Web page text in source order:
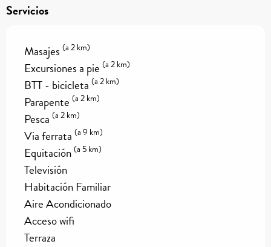
Servicios
Masajes (a 2 km)
Excursiones a pie (a 2 km)
BTT - bicicleta (a 2 km)
Parapente (a 2 km)
Pesca (a 2 km)
Via ferrata (a 9 km)
Equitación(a 5 km)
Televisión
Habitación Familiar
Aire Acondicionado
Acceso wifi
Terraza